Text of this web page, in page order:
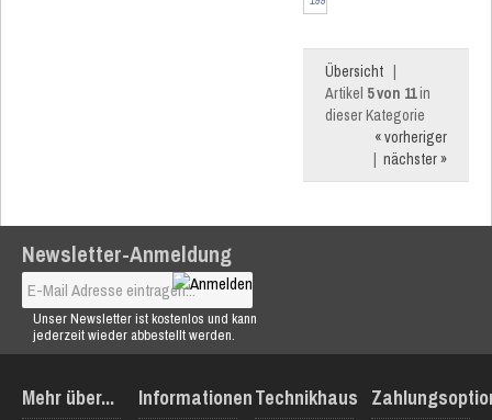
-
2,4A
Stecker...
Übersicht |
Artikel 5 von 11in
dieser Kategorie
« vorheriger
| nächster »
Newsletter-Anmeldung
Unser Newsletter ist kostenlos und kann
jederzeit wieder abbestellt werden.
Mehr über... InformationenTechnikhaus